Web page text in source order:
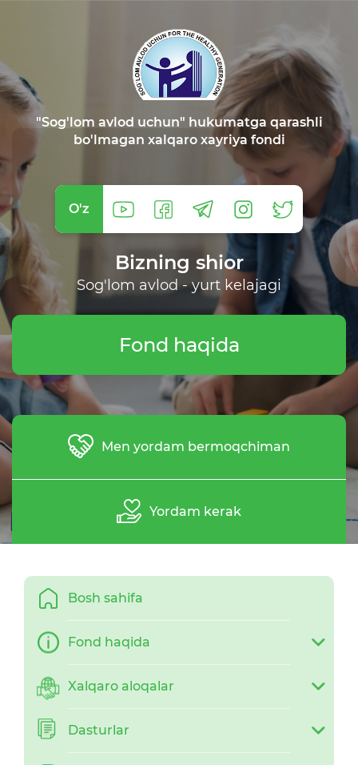
"Sog'lom avlod uchun" hukumatga qarashli
bo'lmagan xalqaro xayriya fondi
O'z
Bizning shior
Sog'lom avlod - yurt kelajagi
Fond haqida
Men yordam bermoqchiman
Yordam kerak
Bosh sahifa
Fond haqida
Xalqaro aloqalar
Dasturlar